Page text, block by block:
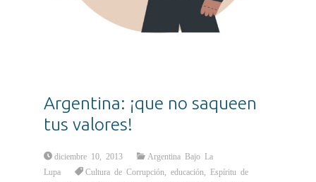
Argentina: ¡que no saqueen
tus valores!
diciembre 10, 2013
Argentina Bajo La
Lupa
Cultura de Corrupción ,educación
Espíritu de